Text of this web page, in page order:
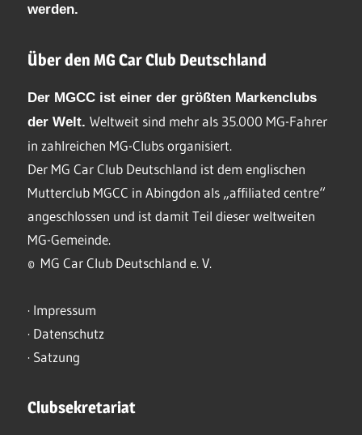
werden.
Über den MG Car Club Deutschland
Der MGCC ist einer der größten Markenclubs
der Welt. Weltweit sind mehr als 35.000 MG-Fahrer
in zahlreichen MG-Clubs organisiert.
Der MG Car Club Deutschland ist dem englischen
Mutterclub MGCC in Abingdon als „affiliated centre“
angeschlossen und ist damit Teil dieser weltweiten
MG-Gemeinde.
© MG Car Club Deutschland e. V.
· Impressum
· Datenschutz
· Satzung
Clubsekretariat